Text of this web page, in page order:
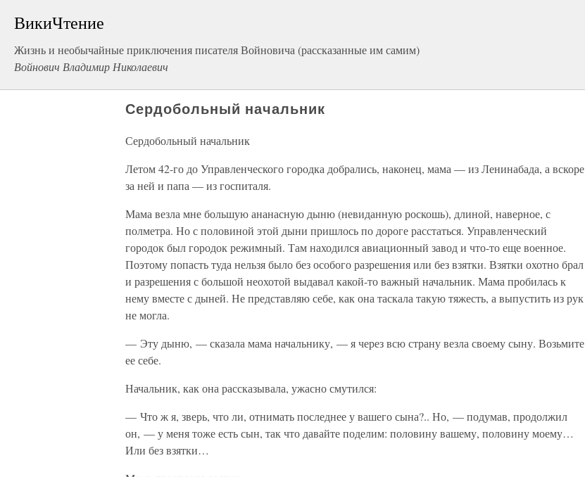
ВикиЧтение
Жизнь и необычайные приключения писателя Войновича (рассказанные им самим)
Войнович Владимир Николаевич
Сердобольный начальник
Сердобольный начальник
Летом 42-го до Управленческого городка добрались, наконец, мама — из Ленинабада, а вскоре
за ней и папа — из госпиталя.
Мама везла мне большую ананасную дыню (невиданную роскошь), длиной, наверное, с
полметра. Но с половиной этой дыни пришлось по дороге расстаться. Управленческий
городок был городок режимный. Там находился авиационный завод и что-то еще военное.
Поэтому попасть туда нельзя было без особого разрешения или без взятки. Взятки охотно брал
и разрешения с большой неохотой выдавал какой-то важный начальник. Мама пробилась к
нему вместе с дыней. Не представляю себе, как она таскала такую тяжесть, а выпустить из рук
не могла.
— Эту дыню, — сказала мама начальнику, — я через всю страну везла своему сыну. Возьмите
ее себе.
Начальник, как она рассказывала, ужасно смутился:
— Что ж я, зверь, что ли, отнимать последнее у вашего сына?.. Но, — подумав, продолжил
он, — у меня тоже есть сын, так что давайте поделим: половину вашему, половину моему…
Или без взятки…